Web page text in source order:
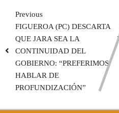
Previous
FIGUEROA (PC) DESCARTA
QUE JARA SEA LA
CONTINUIDAD DEL
GOBIERNO: “PREFERIMOS
HABLAR DE
PROFUNDIZACIÓN”